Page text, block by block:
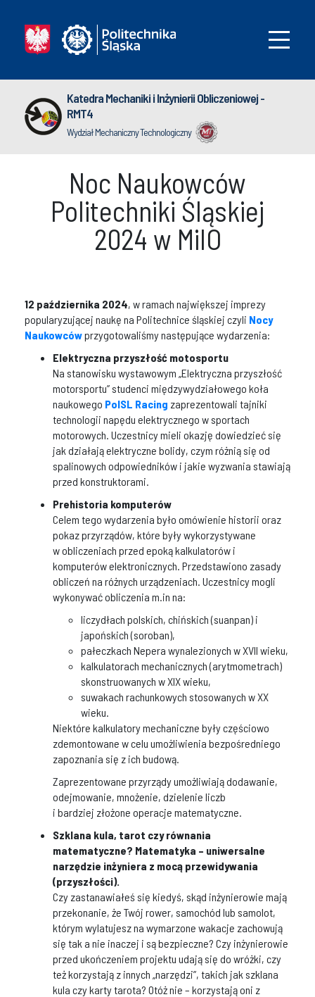
Katedra Mechaniki i Inżynierii Obliczeniowej -
RMT4
Wydział Mechaniczny Technologiczny
Noc Naukowców
Politechniki Śląskiej
2024 w MiIO
12 października 2024, w ramach największej imprezy
popularyzującej naukę na Politechnice śląskiej czyli Nocy
Naukowcówprzygotowaliśmy następujące wydarzenia:
Elektryczna przyszłość motosportu
Na stanowisku wystawowym „Elektryczna przyszłość
motorsportu” studenci międzywydziałowego koła
naukowego PolSL Racing zaprezentowali tajniki
technologii napędu elektrycznego w sportach
motorowych. Uczestnicy mieli okazję dowiedzieć się
jak działają elektryczne bolidy, czym różnią się od
spalinowych odpowiedników i jakie wyzwania stawiają
przed konstruktorami.
Prehistoria komputerów
Celem tego wydarzenia było omówienie historii oraz
pokaz przyrządów, które były wykorzystywane
w obliczeniach przed epoką kalkulatorów i
komputerów elektronicznych. Przedstawiono zasady
obliczeń na różnych urządzeniach. Uczestnicy mogli
wykonywać obliczenia m.in na:
liczydłach polskich, chińskich (suanpan) i
japońskich (soroban),
pałeczkach Nepera wynalezionych w XVII wieku,
kalkulatorach mechanicznych (arytmometrach)
skonstruowanych w XIX wieku,
suwakach rachunkowych stosowanych w XX
wieku.
Niektóre kalkulatory mechaniczne były częściowo
zdemontowane w celu umożliwienia bezpośredniego
zapoznania się z ich budową.
Zaprezentowane przyrządy umożliwiają dodawanie,
odejmowanie, mnożenie, dzielenie liczb
i bardziej złożone operacje matematyczne.
Szklana kula, tarot czy równania
matematyczne? Matematyka – uniwersalne
narzędzie inżyniera z mocą przewidywania
(przyszłości).
Czy zastanawiałeś się kiedyś, skąd inżynierowie mają
przekonanie, że Twój rower, samochód lub samolot,
którym wylatujesz na wymarzone wakacje zachowują
się tak a nie inaczej i są bezpieczne? Czy inżynierowie
przed ukończeniem projektu udają się do wróżki, czy
też korzystają z innych „narzędzi”, takich jak szklana
kula czy karty tarota? Otóż nie – korzystają oni z